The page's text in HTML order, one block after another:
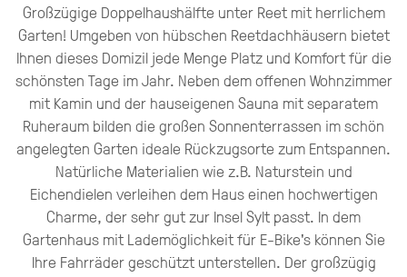
Großzügige Doppelhaushälfte unter Reet mit herrlichem
Garten! Umgeben von hübschen Reetdachhäusern bietet
Ihnen dieses Domizil jede Menge Platz und Komfort für die
schönsten Tage im Jahr. Neben dem offenen Wohnzimmer
mit Kamin und der hauseigenen Sauna mit separatem
Ruheraum bilden die großen Sonnenterrassen im schön
angelegten Garten ideale Rückzugsorte zum Entspannen.
Natürliche Materialien wie z.B. Naturstein und
Eichendielen verleihen dem Haus einen hochwertigen
Charme, der sehr gut zur Insel Sylt passt. In dem
Gartenhaus mit Lademöglichkeit für E-Bike's können Sie
Ihre Fahrräder geschützt unterstellen. Der großzügig